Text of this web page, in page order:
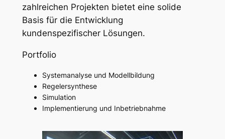
zahlreichen Projekten bietet eine solide
Basis für die Entwicklung
kundenspezifischer Lösungen.
Portfolio
Systemanalyse und Modellbildung
Regelersynthese
Simulation
Implementierung und Inbetriebnahme